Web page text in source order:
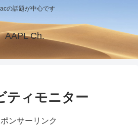
の話題が中心です
AAPL Ch.
ティモニター
ンサーリンク